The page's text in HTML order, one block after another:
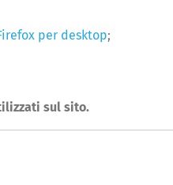
per desktop;
sul sito.